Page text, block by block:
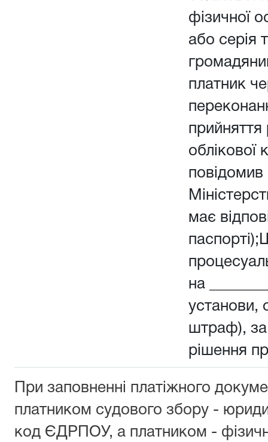
фізичної
або серія
платник
прийняття
облікової
повідомив
має
на
установи,
штраф),
рішення
При заповненні платіжного
платником судового збору -
код ЄДРПОУ, а платником -